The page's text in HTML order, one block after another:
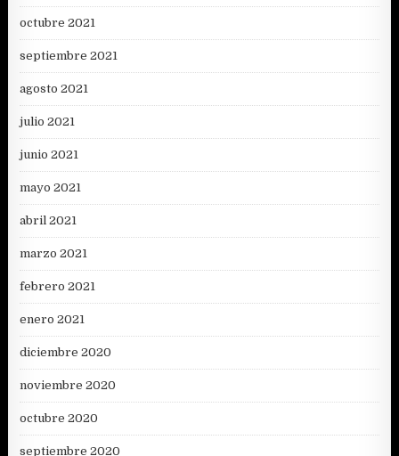
octubre 2021
septiembre 2021
agosto 2021
julio 2021
junio 2021
mayo 2021
abril 2021
marzo 2021
febrero 2021
enero 2021
diciembre 2020
noviembre 2020
octubre 2020
septiembre 2020